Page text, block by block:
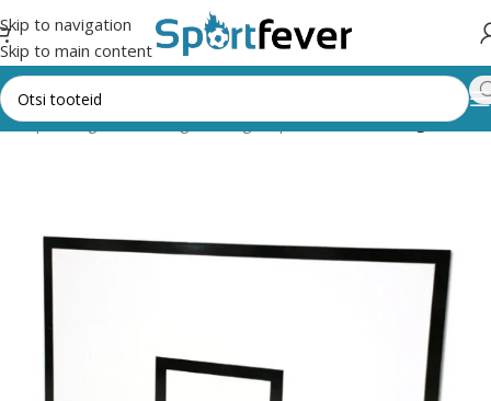
Skip to navigation
Skip to main content
Korvpall Tagalauad, rõngad, võrgud, pehmendused Tagalauad